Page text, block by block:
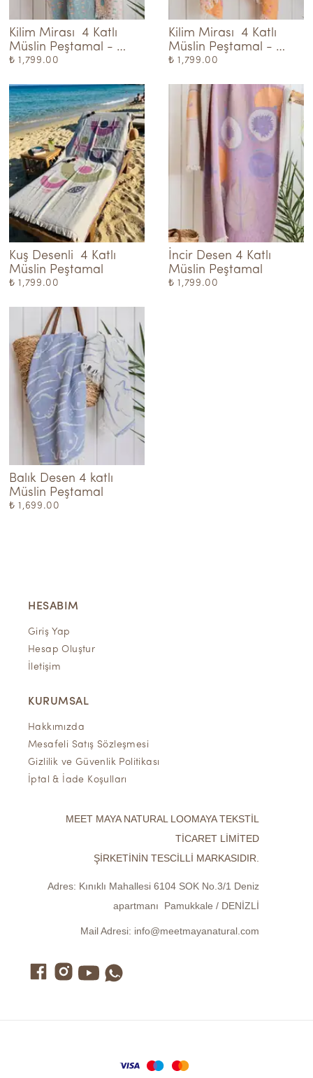
Kilim Mirası  4 Katlı
Müslin Peştamal -
Turkuaz-Turuncu
₺ 1,799.00
Kilim Mirası  4 Katlı
Müslin Peştamal -
Pembe-Turuncu
₺ 1,799.00
Kuş Desenli  4 Katlı
Müslin Peştamal
₺ 1,799.00
İncir Desen 4 Katlı
Müslin Peştamal
₺ 1,799.00
Balık Desen 4 katlı
Müslin Peştamal
₺ 1,699.00
HESABIM
Giriş Yap
Hesap Oluştur
İletişim
KURUMSAL
Hakkımızda
Mesafeli Satış Sözleşmesi
Gizlilik ve Güvenlik Politikası
İptal & İade Koşulları
MEET MAYA NATURAL LOOMAYA TEKSTİL
TİCARET LİMİTED
ŞİRKETİNİN TESCİLLİ MARKASIDIR.
Adres: Kınıklı Mahallesi 6104 SOK No.3/1 Deniz
apartmanı Pamukkale / DENİZLİ
Mail Adresi: info@meetmayanatural.com